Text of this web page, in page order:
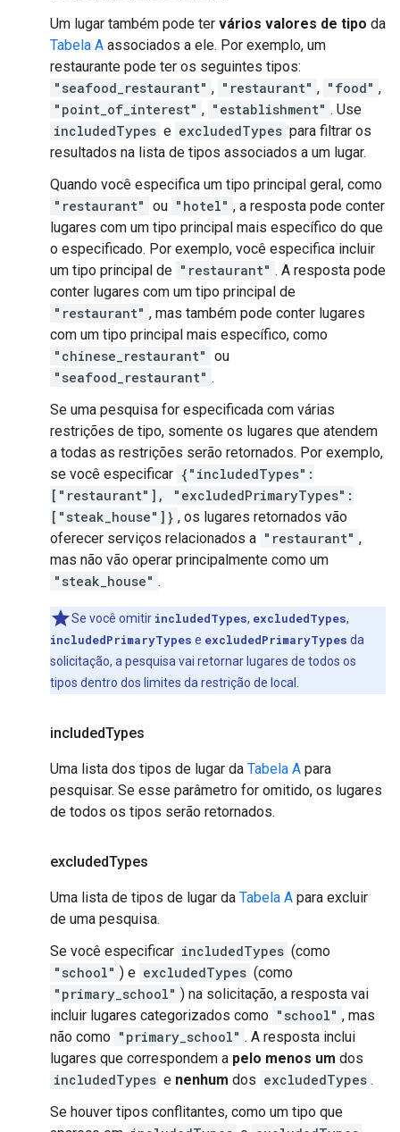
Um lugar também pode ter vários valores de tipo da
Tabela A associados a ele. Por exemplo, um
restaurante pode ter os seguintes tipos:
"seafood_restaurant" , "restaurant" , "food" ,
"point_of_interest" , "establishment" . Use
includedTypes e excludedTypes para filtrar os
resultados na lista de tipos associados a um lugar.
Quando você especifica um tipo principal geral, como
"restaurant" ou "hotel" , a resposta pode conter
lugares com um tipo principal mais específico do que
o especificado. Por exemplo, você especifica incluir
um tipo principal de "restaurant" . A resposta pode
conter lugares com um tipo principal de
"restaurant" , mas também pode conter lugares
com um tipo principal mais específico, como
"chinese_restaurant" ou
"seafood_restaurant" .
Se uma pesquisa for especificada com várias
restrições de tipo, somente os lugares que atendem
a todas as restrições serão retornados. Por exemplo,
se você especificar {"includedTypes":
["restaurant"], "excludedPrimaryTypes":
["steak_house"]} , os lugares retornados vão
oferecer serviços relacionados a "restaurant" ,
mas não vão operar principalmente como um
"steak_house" .
Se você omitir includedTypes, excludedTypes,
includedPrimaryTypes e excludedPrimaryTypes da
solicitação, a pesquisa vai retornar lugares de todos os
tipos dentro dos limites da restrição de local.
includedTypes
Uma lista dos tipos de lugar da Tabela A para
pesquisar. Se esse parâmetro for omitido, os lugares
de todos os tipos serão retornados.
excludedTypes
Uma lista de tipos de lugar da Tabela A para excluir
de uma pesquisa.
Se você especificar includedTypes (como
"school" ) e excludedTypes (como
"primary_school" ) na solicitação, a resposta vai
incluir lugares categorizados como "school" , mas
não como "primary_school" . A resposta inclui
lugares que correspondem a pelo menos um dos
includedTypes e nenhum dos excludedTypes .
Se houver tipos conflitantes, como um tipo que